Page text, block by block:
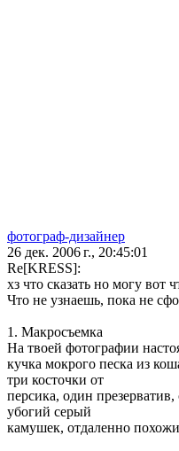
фотограф-дизайнер
26 дек. 2006 г., 20:45:01
Re[KRESS]:
хз что сказать но могу вот
Что не узнаешь, пока не
1. Макросъемка
На твоей фотографии
кучка мокрого песка из
три косточки от
персика, один
убогий серый
камушек, отдаленно